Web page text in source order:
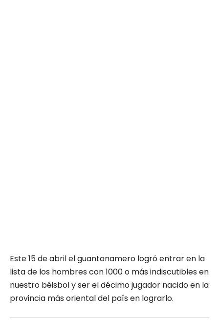
Este 15 de abril el guantanamero logró entrar en la
lista de los hombres con 1000 o más indiscutibles en
nuestro béisbol y ser el décimo jugador nacido en la
provincia más oriental del país en lograrlo.